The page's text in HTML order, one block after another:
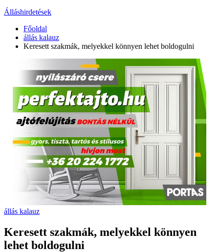
Álláshirdetések
Főoldal
állás kalauz
Keresett szakmák, melyekkel könnyen lehet boldogulni
állás kalauz
Keresett szakmák, melyekkel könnyen
lehet boldogulni